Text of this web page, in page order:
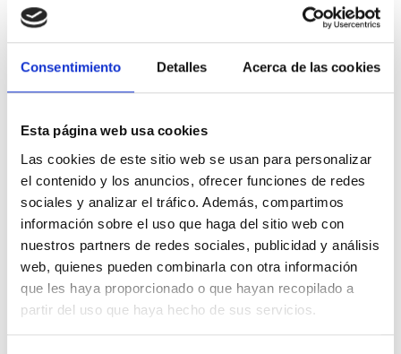
Consentimiento Detalles Acerca de las cookies
Esta página web usa cookies
Las cookies de este sitio web se usan para personalizar
el contenido y los anuncios, ofrecer funciones de redes
sociales y analizar el tráfico. Además, compartimos
información sobre el uso que haga del sitio web con
nuestros partners de redes sociales, publicidad y análisis
web, quienes pueden combinarla con otra información
que les haya proporcionado o que hayan recopilado a
partir del uso que haya hecho de sus servicios.
necesaria," el diálogo se llevó a cabo en el
espíritu amoroso de amigos que respetan sus
claramente a los dos sistemas de pensamiento
como espiritualidades que se excluyen
mutuamente, sino más bien exponer las
diferencias abiertamente, con la esperanza de
que este diálogo contribuya a una mejor
comprensión tanto de Un curso de milagros
como del cristianismo. Pues al final, es la
experiencia sin juicios de nuestra unidad con
Dios y Su creación, más bien que la mera